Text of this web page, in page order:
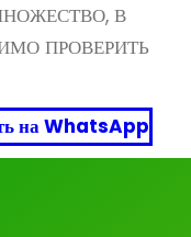
В
ПРОВЕРИТЬ
на WhatsApp